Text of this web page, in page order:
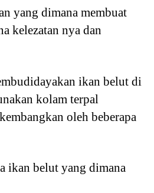
yang dimana membuat
kelezatan nya dan
ikan belut di
kolam terpal
oleh beberapa
ikan belut yang dimana